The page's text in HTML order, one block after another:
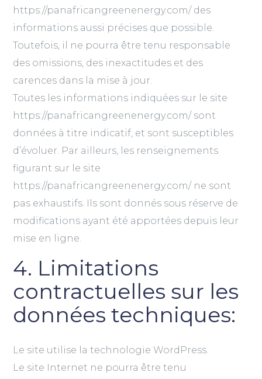
https://panafricangreenenergy.com/ des
informations aussi précises que possible.
Toutefois, il ne pourra être tenu responsable
des omissions, des inexactitudes et des
carences dans la mise à jour.
Toutes les informations indiquées sur le site
https://panafricangreenenergy.com/ sont
données à titre indicatif, et sont susceptibles
d’évoluer. Par ailleurs, les renseignements
figurant sur le site
https://panafricangreenenergy.com/ ne sont
pas exhaustifs. Ils sont donnés sous réserve de
modifications ayant été apportées depuis leur
mise en ligne.
4. Limitations
contractuelles sur les
données techniques:
Le site utilise la technologie WordPress.
Le site Internet ne pourra être tenu